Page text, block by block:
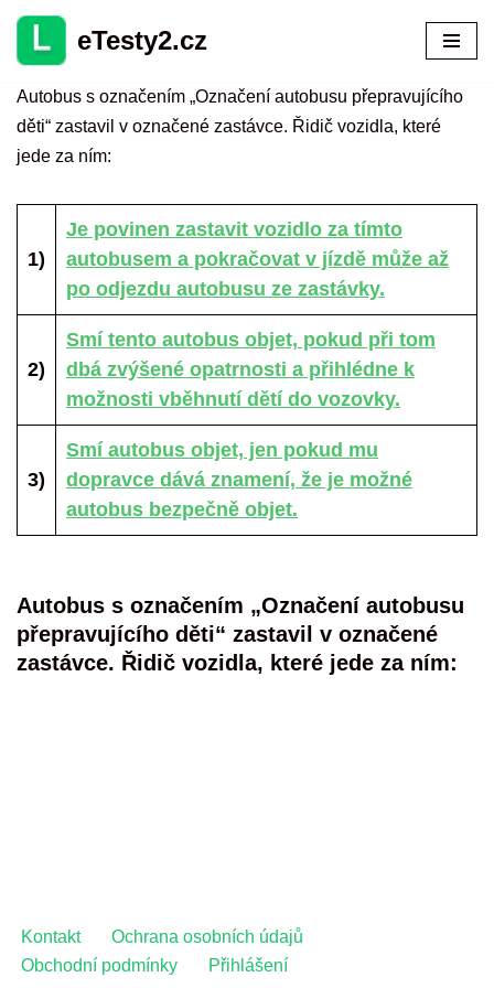
Přeskočit
na
obsah
eTesty2.cz
Autobus s označením „Označení autobusu přepravujícího
děti“ zastavil v označené zastávce. Řidič vozidla, které
jede za ním:
1)
Je povinen zastavit vozidlo za tímto
autobusem a pokračovat v jízdě může až
po odjezdu autobusu ze zastávky.
2)
Smí tento autobus objet, pokud při tom
dbá zvýšené opatrnosti a přihlédne k
možnosti vběhnutí dětí do vozovky.
3)
Smí autobus objet, jen pokud mu
dopravce dává znamení, že je možné
autobus bezpečně objet.
Autobus s označením „Označení autobusu
přepravujícího děti“ zastavil v označené
zastávce. Řidič vozidla, které jede za ním:
Kontakt
Ochrana osobních údajů
Obchodní podmínky
Přihlášení